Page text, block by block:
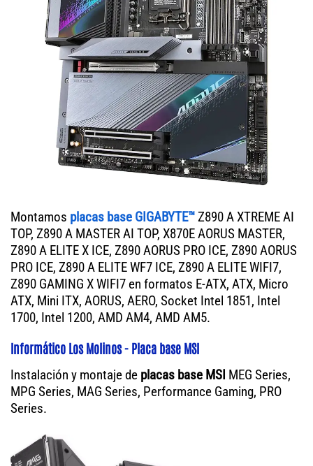
Montamos placas base GIGABYTE™Z890 A XTREME AI
TOP, Z890 A MASTER AI TOP, X870E AORUS MASTER,
Z890 A ELITE X ICE, Z890 AORUS PRO ICE, Z890 AORUS
PRO ICE, Z890 A ELITE WF7 ICE, Z890 A ELITE WIFI7,
Z890 GAMING X WIFI7 en formatos E-ATX, ATX, Micro
ATX, Mini ITX, AORUS, AERO, Socket Intel 1851, Intel
1700, Intel 1200, AMD AM4, AMD AM5.
Informático Los Molinos - Placa base MSI
Instalación y montaje de placas base MSI MEG Series,
MPG Series, MAG Series, Performance Gaming, PRO
Series.